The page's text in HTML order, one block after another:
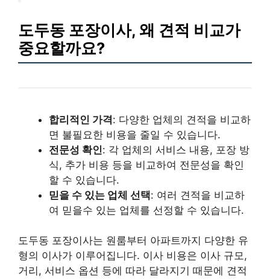
도두동 포장이사, 왜 견적 비교가
중요할까요?
합리적인 가격: 다양한 업체의 견적을 비교하
면 불필요한 비용을 줄일 수 있습니다.
전문성 확인: 각 업체의 서비스 내용, 포장 방
식, 추가 비용 등을 비교하여 전문성을 확인
할 수 있습니다.
믿을 수 있는 업체 선택: 여러 견적을 비교하
여 믿을수 있는 업체를 선정할 수 있습니다.
도두동 포장이사는 원룸부터 아파트까지 다양한 유
형의 이사가 이루어집니다. 이사 비용은 이사 규모,
거리, 서비스 옵션 등에 따라 달라지기 때문에 견적